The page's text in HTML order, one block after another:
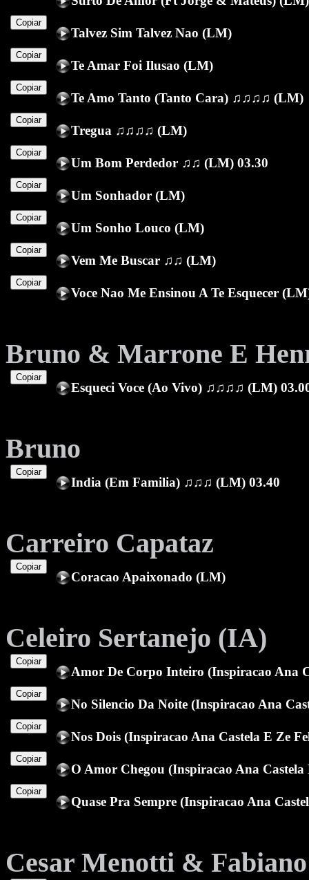
Talvez Sim Talvez Nao (LM)
Copiar
Te Amar Foi Ilusao (LM)
Copiar
Te Amo Tanto (Tanto Cara) ♫♫♫♫ (LM)
Copiar
Tregua ♫♫♫♫ (LM)
Copiar
Um Bom Perdedor ♫♫ (LM) 03.30
Copiar
Um Sonhador (LM)
Copiar
Um Sonho Louco (LM)
Copiar
Vem Me Buscar ♫♫ (LM)
Copiar
Voce Nao Me Ensinou A Te Esquecer
Copiar
Bruno & Marrone E
Esqueci Voce (Ao Vivo) ♫♫♫♫ (LM)
Copiar
Bruno
India (Em Familia) ♫♫♫ (LM) 03.40
Copiar
Carreiro Capataz
Coracao Apaixonado (LM)
Copiar
Celeiro Sertanejo (IA)
Amor De Corpo Inteiro (Inspiracao Ana
Copiar
No Silencio Da Noite (Inspiracao Ana
Copiar
Nos Dois (Inspiracao Ana Castela E Ze
Copiar
O Amor Chegou (Inspiracao Ana
Copiar
Quase Pra Sempre (Inspiracao Ana
Copiar
Cesar Menotti & Fabiano